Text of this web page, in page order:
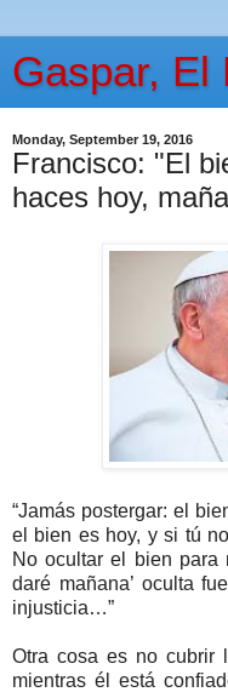
Gaspar, El
Monday, September 19, 2016
Francisco: "El
haces hoy,
“Jamás postergar: el
el bien es hoy, y si tú
No ocultar el bien para
daré mañana’ oculta
injusticia…”
Otra cosa es no cubrir
mientras él está